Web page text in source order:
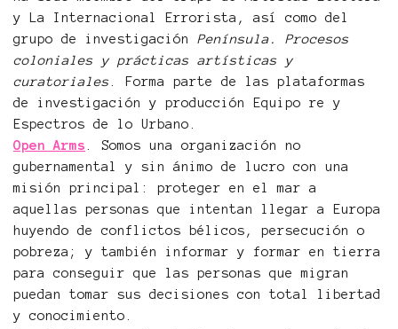
y La Internacional Errorista, así como del
grupo de investigación Península. Procesos
coloniales y prácticas artísticas y
curatoriales . Forma parte de las plataformas
de investigación y producción Equipo re y
Espectros de lo Urbano.
Open Arms . Somos una organización no
gubernamental y sin ánimo de lucro con una
misión principal: proteger en el mar a
aquellas personas que intentan llegar a Europa
huyendo de conflictos bélicos, persecución o
pobreza; y también informar y formar en tierra
para conseguir que las personas que migran
puedan tomar sus decisiones con total libertad
y conocimiento.